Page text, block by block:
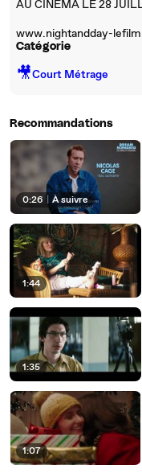
AU CINEMA LE 28
www.nightandday-
Catégorie
🎥Court Métrage
Recommandations
0:26 À suivre
1:44
1:35
1:07